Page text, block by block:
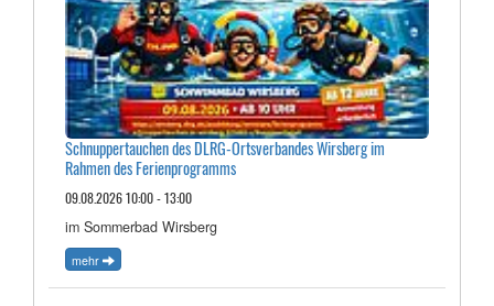
Schnuppertauchen des DLRG-Ortsverbandes Wirsberg im
Rahmen des Ferienprogramms
09.08.2026 10:00 - 13:00
im Sommerbad Wirsberg
mehr